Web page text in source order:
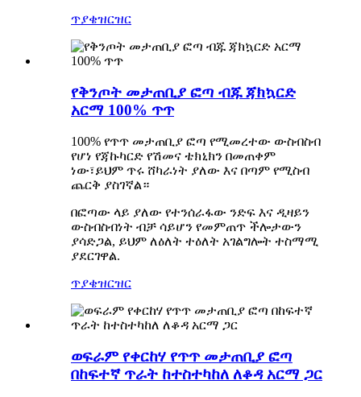
ጥያቄዝርዝር
የቅንጦት መታጠቢያ ፎጣ ብጁ ጃክኳርድ
አርማ 100% ጥጥ
100% የጥጥ መታጠቢያ ፎጣ የሚመረተው ውስብስብ
የሆነ የጃኩካርድ የሽመና ቴክኒክን በመጠቀም
ነው፣ይህም ጥሩ ሸካራነት ያለው እና በጣም የሚስብ
ጨርቅ ያስገኛል።
በፎጣው ላይ ያለው የተንሰራፋው ንድፍ እና ዲዛይን
ውስብስብነት ብቻ ሳይሆን የመምጠጥ ችሎታውን
ያሳድጋል, ይህም ለዕለት ተዕለት አገልግሎት ተስማሚ
ያደርገዋል.
ጥያቄዝርዝር
ወፍራም የቀርከሃ የጥጥ መታጠቢያ ፎጣ
በከፍተኛ ጥራት ከተስተካከለ ለቆዳ አርማ ጋር